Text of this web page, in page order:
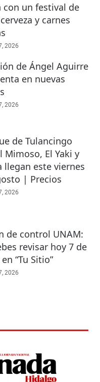
con un festival de
y carnes
2026
de Ángel Aguirre
en nuevas
2026
de Tulancingo
Mimoso, El Yaki y
llegan este viernes
| Precios
2026
de control UNAM:
revisar hoy 7 de
“Tu Sitio”
2026